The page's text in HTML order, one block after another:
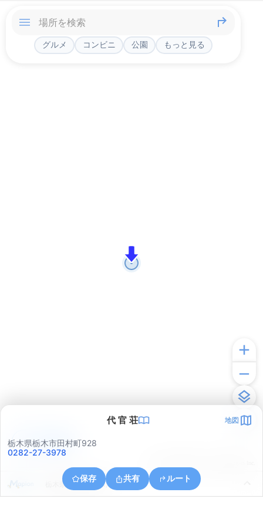
グルメ コンビニ 公園 もっと見る
代 官 荘 地図
栃木県栃木市田村町928
0282-27-3978
保存 共有 ルート
栃木県栃木市大宮町
アプリで見る